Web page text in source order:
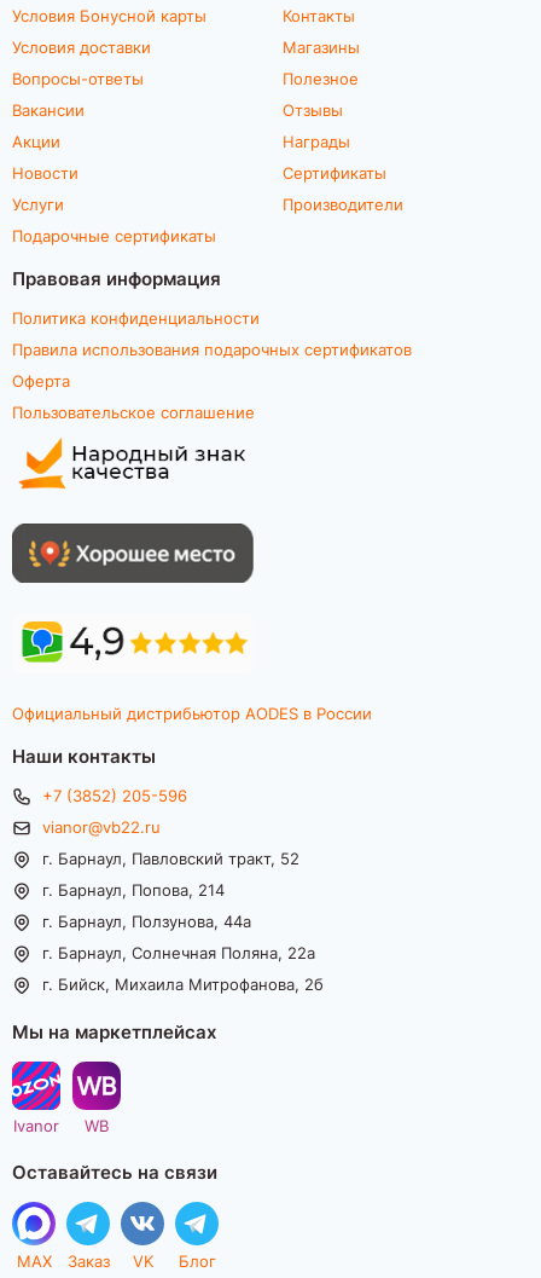
Условия Бонусной карты
Условия доставки
Вопросы-ответы
Вакансии
Акции
Новости
Услуги
Подарочные сертификаты
Контакты
Магазины
Полезное
Отзывы
Награды
Сертификаты
Производители
Правовая информация
Политика конфиденциальности
Правила использования подарочных сертификатов
Оферта
Пользовательское соглашение
Официальный дистрибьютор AODES в России
Наши контакты
+7 (3852) 205-596
vianor@vb22.ru
г. Барнаул, Павловский тракт, 52
г. Барнаул, Попова, 214
г. Барнаул, Ползунова, 44а
г. Барнаул, Солнечная Поляна, 22а
г. Бийск, Михаила Митрофанова, 2б
Мы на маркетплейсах
Ivanor WB
Оставайтесь на связи
MAX Заказ VK Блог